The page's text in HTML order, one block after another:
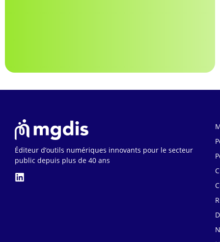
Éditeur d’outils numériques innovants pour le secteur
public depuis plus de 40 ans